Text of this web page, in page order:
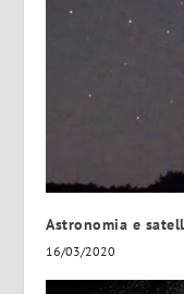
Astronomia e
16/03/2020